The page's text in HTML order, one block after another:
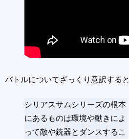
バトルについてざっくり意訳すると
シリアスサムシリーズの根本
にあるものは環境や動きによ
って敵や銃器とダンスするこ